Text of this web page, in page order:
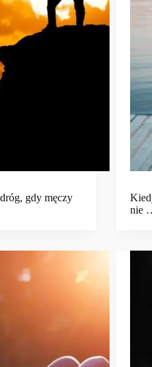
gdy męczy
nie